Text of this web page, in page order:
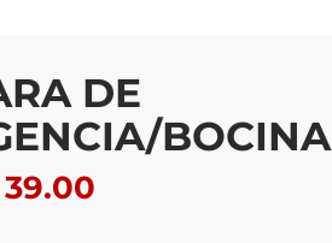
DE
BOCINA